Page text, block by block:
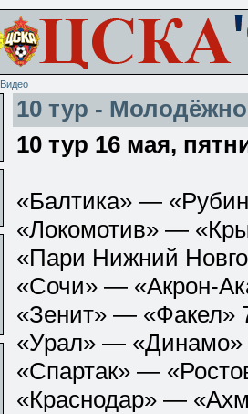
Видео
10 тур -
10 тур 16 мая,
«Балтика» —
«Локомотив» —
«Пари Нижний
«Сочи» — «Акрон-
«Зенит» — «Факел»
«Урал» — «Динамо»
«Спартак» —
«Краснодар» —